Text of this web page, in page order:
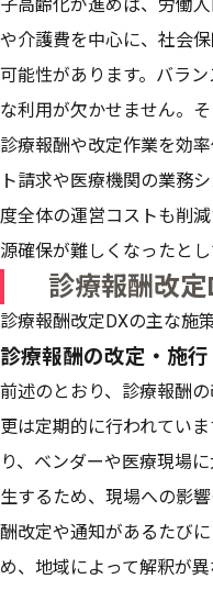
子高齢化が進めば、労働
や介護費を中心に、社会
可能性があります。バラ
な利用が欠かせません。
診療報酬や改定作業を効
ト請求や医療機関の業務
度全体の運営コストも削
源確保が難しくなったと
診療報酬改
診療報酬改定DXの主な施
診療報酬の改定・施行
前述のとおり、診療報酬
更は定期的に行われてい
り、ベンダーや医療現場
生するため、現場への影
酬改定や通知があるたび
め、地域によって解釈が